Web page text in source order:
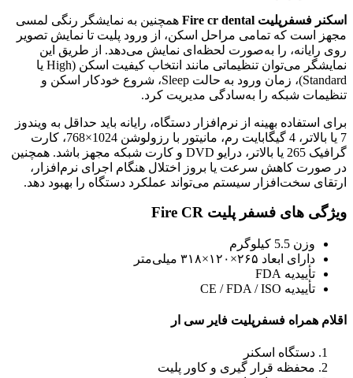
اسکنر فسفرپلیت Fire cr dental
همچنین به نمایشگر رنگی لمسی
مجهز است که تمامی مراحل اسکن، از ورود پلیت تا نمایش تصویر
روی رایانه، را به‌صورت لحظه‌ای نمایش می‌دهد. از طریق این
نمایشگر می‌توان تنظیماتی مانند انتخاب کیفیت اسکن (High یا
Standard)، زمان ورود به حالت Sleep، شروع خودکار اسکن و
تنظیمات شبکه را به‌سادگی مدیریت کرد.
برای استفاده بهینه از نرم‌افزار دستگاه، رایانه باید حداقل به ویندوز
7 یا بالاتر، 4 گیگابایت رم، مانیتور با رزولوشن 1024×768، کارت
گرافیک 265 یا بالاتر، درایو DVD و کارت شبکه مجهز باشد. همچنین
در صورت کاهش سرعت یا بروز اختلال هنگام اجرای نرم‌افزار،
ارتقای سخت‌افزار سیستم می‌تواند عملکرد دستگاه را بهبود دهد.
ویژگی های فسفر پلیت Fire CR
وزن 5.5 کیلوگرم
دارای ابعاد ۲۶۵×۱۲۰×۳۱۸ میلی‌متر
تأییدیه FDA
تأییدیه CE / FDA / ISO
اقلام همراه فسفرپلیت فایر سی ار
دستگاه اسکنر
محفظه قرار گیری و کاور پلیت